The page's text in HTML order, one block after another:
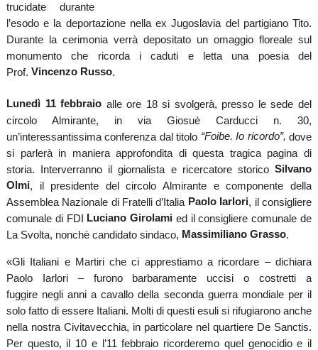
trucidate durante
l’esodo e la deportazione nella ex Jugoslavia del partigiano Tito.
Durante la cerimonia verrà depositato un omaggio floreale sul
monumento che ricorda i caduti e letta una poesia del
Prof. Vincenzo Russo.
Lunedì 11 febbraio alle ore 18 si svolgerà, presso le sede del
circolo Almirante, in via Giosuè Carducci n. 30,
un’interessantissima conferenza dal titolo “Foibe. Io ricordo”,dove
si parlerà in maniera approfondita di questa tragica pagina di
storia. Interverranno il giornalista e ricercatore storicoSilvano
Olmi, il presidente del circolo Almirante e componente della
Assemblea Nazionale di Fratelli d’Italia Paolo Iarlori, il consigliere
comunale di FDI Luciano Girolami ed il consigliere comunale de
La Svolta, nonchè candidato sindaco, Massimiliano Grasso.
«Gli Italiani e Martiri che ci apprestiamo a ricordare – dichiara
Paolo Iarlori – furono barbaramente uccisi o costretti a
fuggire negli anni a cavallo della seconda guerra mondiale per il
solo fatto di essere Italiani. Molti di questi esuli si rifugiarono anche
nella nostra Civitavecchia, in particolare nel quartiere De Sanctis.
Per questo, il 10 e l’11 febbraio ricorderemo quel genocidio e il